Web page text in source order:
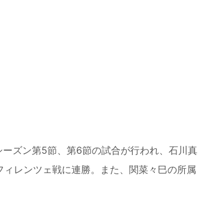
ズン第5節、第6節の試合が行われ、石川真
ィレンツェ戦に連勝。また、関菜々巳の所属